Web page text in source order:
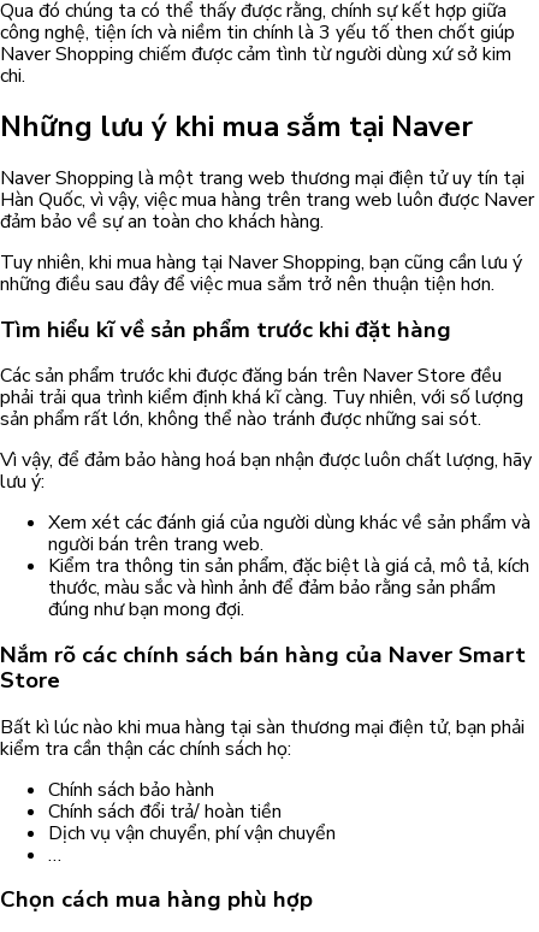
Qua đó chúng ta có thể thấy được rằng, chính sự kết hợp giữa
công nghệ, tiện ích và niềm tin chính là 3 yếu tố then chốt giúp
Naver Shopping chiếm được cảm tình từ người dùng xứ sở kim
chi.
Những lưu ý khi mua sắm tại Naver
Naver Shopping là một trang web thương mại điện tử uy tín tại
Hàn Quốc, vì vậy, việc mua hàng trên trang web luôn được Naver
đảm bảo về sự an toàn cho khách hàng.
Tuy nhiên, khi mua hàng tại Naver Shopping, bạn cũng cần lưu ý
những điều sau đây để việc mua sắm trở nên thuận tiện hơn.
Tìm hiểu kĩ về sản phẩm trước khi đặt hàng
Các sản phẩm trước khi được đăng bán trên Naver Store đều
phải trải qua trình kiểm định khá kĩ càng. Tuy nhiên, với số lượng
sản phẩm rất lớn, không thể nào tránh được những sai sót.
Vì vậy, để đảm bảo hàng hoá bạn nhận được luôn chất lượng, hãy
lưu ý:
Xem xét các đánh giá của người dùng khác về sản phẩm và
người bán trên trang web.
Kiểm tra thông tin sản phẩm, đặc biệt là giá cả, mô tả, kích
thước, màu sắc và hình ảnh để đảm bảo rằng sản phẩm
đúng như bạn mong đợi.
Nắm rõ các chính sách bán hàng của Naver Smart
Store
Bất kì lúc nào khi mua hàng tại sàn thương mại điện tử, bạn phải
kiểm tra cần thận các chính sách họ:
Chính sách bảo hành
Chính sách đổi trả/ hoàn tiền
Dịch vụ vận chuyển, phí vận chuyển
…
Chọn cách mua hàng phù hợp